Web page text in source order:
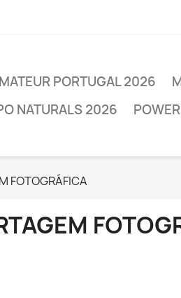
PORTUGAL 2026
NATURALS 2026
FOTOGRÁFICA